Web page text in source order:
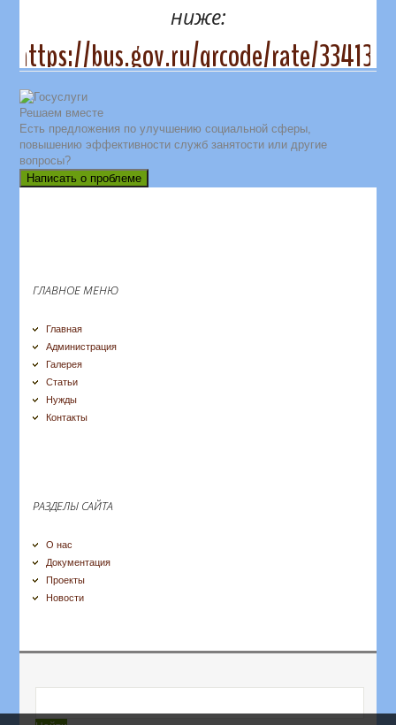
ниже:
https://bus.gov.ru/qrcode/rate/334131
Решаем вместе
Есть предложения по улучшению социальной сферы,
повышению эффективности служб занятости или другие
вопросы?
Написать о проблеме
ГЛАВНОЕ МЕНЮ
Главная
Администрация
Галерея
Статьи
Нужды
Контакты
РАЗДЕЛЫ САЙТА
О нас
Документация
Проекты
Новости